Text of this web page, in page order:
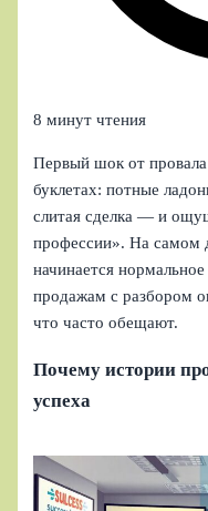
8 минут чтения
Первый шок от
буклетах: потные
слитая сделка — и
профессии». На самом
начинается
продажам с разбором
что часто обещают.
Почему истории
успеха